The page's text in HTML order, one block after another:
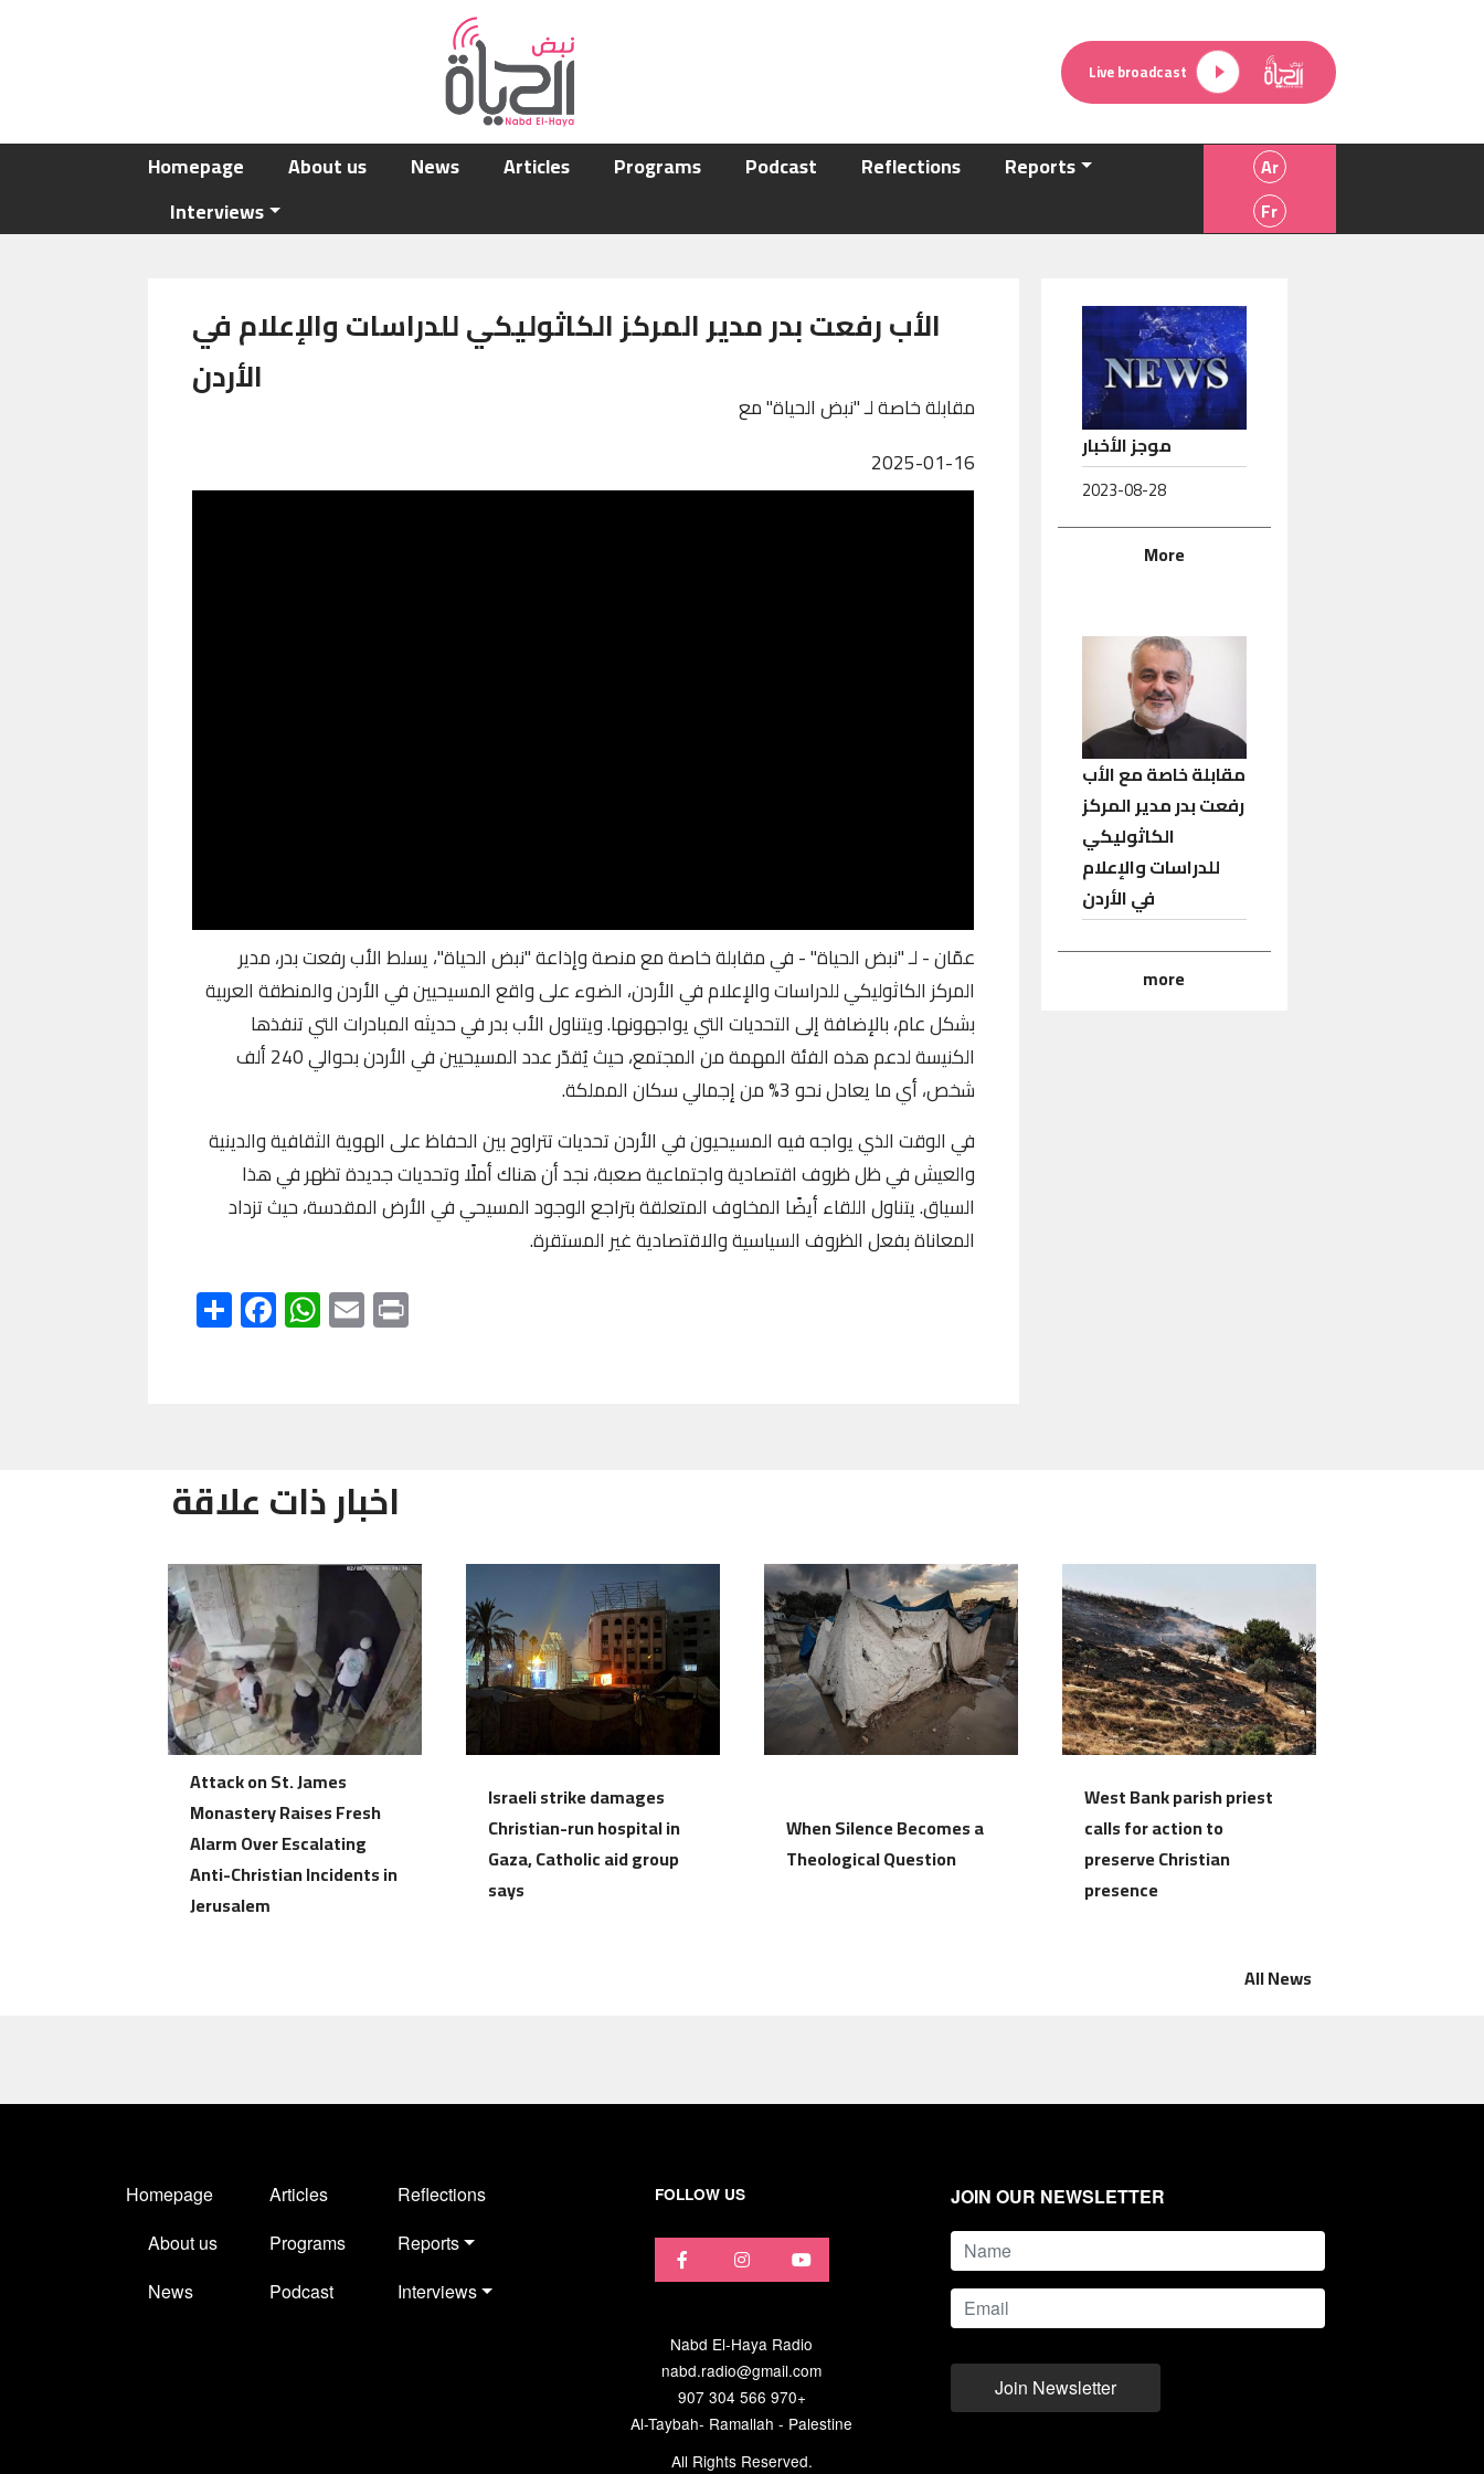
Live broadcast
Main navigation
Homepage About us News Articles Programs Podcast Reflections
Reports
Interviews
الأب رفعت بدر مدير المركز الكاثوليكي للدراسات والإعلام في
الأردن
مقابلة خاصة لـ "نبض الحياة" مع
2025-01-16
عمّان - لـ "نبض الحياة" - في مقابلة خاصة مع منصة وإذاعة "نبض الحياة"، يسلط الأب رفعت بدر، مدير
المركز الكاثوليكي للدراسات والإعلام في الأردن، الضوء على واقع المسيحيين في الأردن والمنطقة العربية
بشكل عام، بالإضافة إلى التحديات التي يواجهونها. ويتناول الأب بدر في حديثه المبادرات التي تنفذها
الكنيسة لدعم هذه الفئة المهمة من المجتمع، حيث يُقدّر عدد المسيحيين في الأردن بحوالي 240 ألف
شخص، أي ما يعادل نحو 3% من إجمالي سكان المملكة.
في الوقت الذي يواجه فيه المسيحيون في الأردن تحديات تتراوح بين الحفاظ على الهوية الثقافية والدينية
والعيش في ظل ظروف اقتصادية واجتماعية صعبة، نجد أن هناك أملًا وتحديات جديدة تظهر في هذا
السياق. يتناول اللقاء أيضًا المخاوف المتعلقة بتراجع الوجود المسيحي في الأرض المقدسة، حيث تزداد
المعاناة بفعل الظروف السياسية والاقتصادية غير المستقرة.
ShareFacebook
WhatsApp
Email
موجز الأخبار
2023-08-28
More
مقابلة خاصة مع الأب
رفعت بدر مدير المركز
الكاثوليكي
للدراسات والإعلام
في الأردن
more
اخبار ذات علاقة
Attack on St. James
Monastery Raises Fresh
Alarm Over Escalating
Anti-Christian Incidents in
Jerusalem
Israeli strike damages
Christian-run hospital in
Gaza, Catholic aid group
says
When Silence Becomes a
Theological Question
West Bank parish priest
calls for action to
preserve Christian
presence
All News
MAIN NAVIGATION
Homepage
About us
News
Articles
Programs
Podcast
Reflections
Reports
Interviews
FOLLOW US
Nabd El-Haya Radio
nabd.radio@gmail.com
907 304 566 970+
Al-Taybah- Ramallah - Palestine
All Rights Reserved.
JOIN OUR NEWSLETTER
name
Email
Join Newsletter